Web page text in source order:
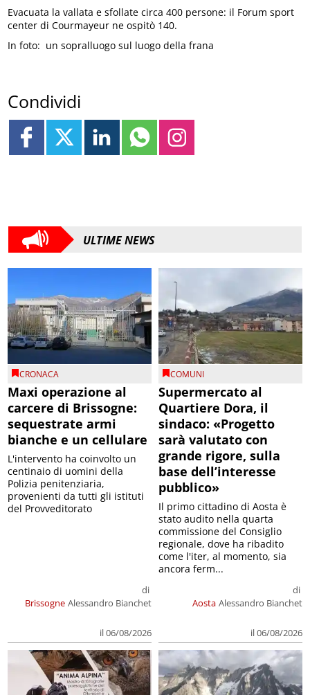
Evacuata la vallata e sfollate circa 400 persone: il Forum sport
center di Courmayeur ne ospitò 140.
In foto: un sopralluogo sul luogo della frana
Condividi
ULTIME NEWS
CRONACA
Maxi operazione al
carcere di Brissogne:
sequestrate armi
bianche e un cellulare
Brissogne
di
Alessandro Bianchet
il 06/08/2026
L'intervento ha coinvolto un
centinaio di uomini della
Polizia penitenziaria,
provenienti da tutti gli istituti
del Provveditorato
COMUNI
Supermercato al
Quartiere Dora, il
sindaco: «Progetto
sarà valutato con
grande rigore, sulla
base dell’interesse
pubblico»
Aosta
di
Alessandro Bianchet
il 06/08/2026
Il primo cittadino di Aosta è
stato audito nella quarta
commissione del Consiglio
regionale, dove ha ribadito
come l'iter, al momento, sia
ancora ferm...